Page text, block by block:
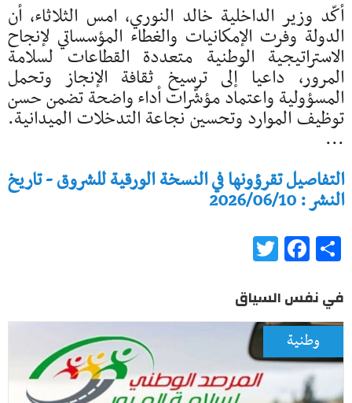
أكّد وزير الداخلية خالد النوري، امس الثلاثاء، أن
الدولة وفرت الإمكانيات والغطاء المؤسساتي لإنجاح
الاستراتيجية الوطنية متعددة القطاعات لسلامة
المرور، داعيا إلى ترسيخ ثقافة الإنجاز وتحمل
المسؤولية واعتماد مؤشّرات أداء واضحة تضمن حسن
توظيف الموارد وتحسين نجاعة التدخلات الميدانية.
...
التفاصيل تقرؤونها في النسخة الورقية للشروق - تاريخ
النشر : 2026/06/10
Share
Facebook
في نفس السياق
وطنية